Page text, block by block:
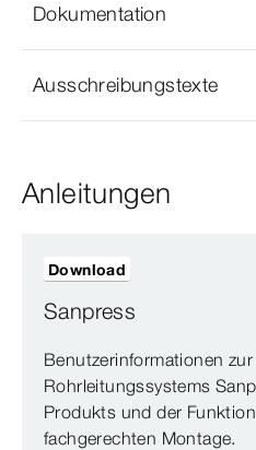
Dokumentation
Ausschreibungstexte
Anleitungen
Sanpress
Benutzerinformationen
Rohrleitungssystems
Produkts und der
fachgerechten Montage.
Download